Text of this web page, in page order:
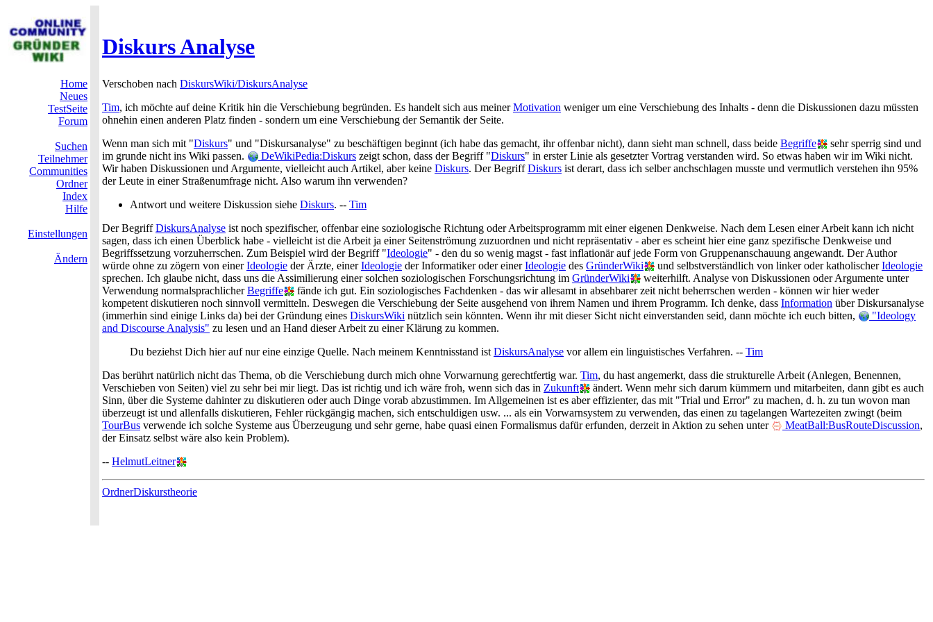
Diskurs Analyse
Home
Neues
TestSeite
Forum
Suchen
Teilnehmer
Communities
Ordner
Index
Hilfe
Einstellungen
Ändern
Verschoben nach DiskursWiki/DiskursAnalyse
Tim, ich möchte auf deine Kritik hin die Verschiebung begründen. Es handelt sich aus meinerMotivation weniger um eine Verschiebung des Inhalts - denn die Diskussionen dazu müssten
ohnehin einen anderen Platz finden - sondern um eine Verschiebung der Semantik der Seite.
Wenn man sich mit "Diskurs" und "Diskursanalyse" zu beschäftigen beginnt (ich habe das gemacht, ihr offenbar nicht), dann sieht man schnell, dass beide Begriffe
sehr sperrig sind und
im grunde nicht ins Wiki passen.
DeWikiPedia:Diskurs zeigt schon, dass der Begriff "Diskurs" in erster Linie als gesetzter Vortrag verstanden wird. So etwas haben wir im Wiki nicht.
Wir haben Diskussionen und Argumente, vielleicht auch Artikel, aber keine Diskurs. Der BegriffDiskurs ist derart, dass ich selber anchschlagen musste und vermutlich verstehen ihn 95%
der Leute in einer Straßenumfrage nicht. Also warum ihn verwenden?
Antwort und weitere Diskussion siehe Diskurs. -- Tim
Der BegriffDiskursAnalyse ist noch spezifischer, offenbar eine soziologische Richtung oder Arbeitsprogramm mit einer eigenen Denkweise. Nach dem Lesen einer Arbeit kann ich nicht
sagen, dass ich einen Überblick habe - vielleicht ist die Arbeit ja einer Seitenströmung zuzuordnen und nicht repräsentativ - aber es scheint hier eine ganz spezifische Denkweise und
Begriffssetzung vorzuherrschen. Zum Beispiel wird der Begriff "Ideologie" - den du so wenig magst - fast inflationär auf jede Form von Gruppenanschauung angewandt. Der Author
würde ohne zu zögern von einerIdeologie der Ärzte, einerIdeologie der Informatiker oder einerIdeologie des GründerWiki und selbstverständlich von linker oder katholischerIdeologie
sprechen. Ich glaube nicht, dass uns die Assimilierung einer solchen soziologischen Forschungsrichtung im GründerWiki
weiterhilft. Analyse von Diskussionen oder Argumente unter
Verwendung normalsprachlicherBegriffe
fände ich gut. Ein soziologisches Fachdenken - das wir allesamt in absehbarer zeit nicht beherrschen werden - können wir hier weder
kompetent diskutieren noch sinnvoll vermitteln. Deswegen die Verschiebung der Seite ausgehend von ihrem Namen und ihrem Programm. Ich denke, dass Information über Diskursanalyse
(immerhin sind einige Links da) bei der Gründung eines DiskursWiki nützlich sein könnten. Wenn ihr mit dieser Sicht nicht einverstanden seid, dann möchte ich euch bitten,
"Ideology
and Discourse Analysis" zu lesen und an Hand dieser Arbeit zu einer Klärung zu kommen.
Du beziehst Dich hier auf nur eine einzige Quelle. Nach meinem Kenntnisstand ist DiskursAnalyse vor allem ein linguistisches Verfahren. -- Tim
Das berührt natürlich nicht das Thema, ob die Verschiebung durch mich ohne Vorwarnung gerechtfertig war. Tim, du hast angemerkt, dass die strukturelle Arbeit (Anlegen, Benennen,
Verschieben von Seiten) viel zu sehr bei mir liegt. Das ist richtig und ich wäre froh, wenn sich das in Zukunft
ändert. Wenn mehr sich darum kümmern und mitarbeiten, dann gibt es auch
Sinn, über die Systeme dahinter zu diskutieren oder auch Dinge vorab abzustimmen. Im Allgemeinen ist es aber effizienter, das mit "Trial und Error" zu machen, d. h. zu tun wovon man
überzeugt ist und allenfalls diskutieren, Fehler rückgängig machen, sich entschuldigen usw. ... als ein Vorwarnsystem zu verwenden, das einen zu tagelangen Wartezeiten zwingt (beim
TourBus verwende ich solche Systeme aus Überzeugung und sehr gerne, habe quasi einen Formalismus dafür erfunden, derzeit in Aktion zu sehen unter MeatBall:BusRouteDiscussion,
der Einsatz selbst wäre also kein Problem).
-- HelmutLeitner
OrdnerDiskurstheorie